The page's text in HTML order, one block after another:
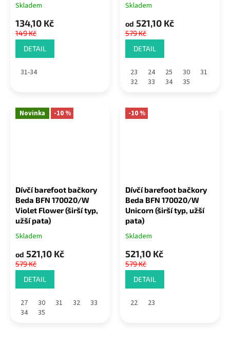
Skladem
134,10 Kč
149 Kč
DETAIL
31-34
Skladem
od 521,10 Kč
579 Kč
DETAIL
23 24 25 30
31
32
33 34 35
Novinka -10 %
Dívčí barefoot bačkory
Beda BFN 170020/W
Violet Flower (širší typ,
užší pata)
Skladem
od 521,10 Kč
579 Kč
DETAIL
27 30 31 32
33
34
35
-10 %
Dívčí barefoot bačkory
Beda BFN 170020/W
Unicorn (širší typ, užší
pata)
Skladem
521,10 Kč
579 Kč
DETAIL
22 23